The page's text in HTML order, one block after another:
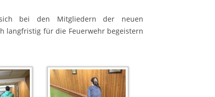
bei den Mitgliedern der neuen
langfristig für die Feuerwehr begeistern